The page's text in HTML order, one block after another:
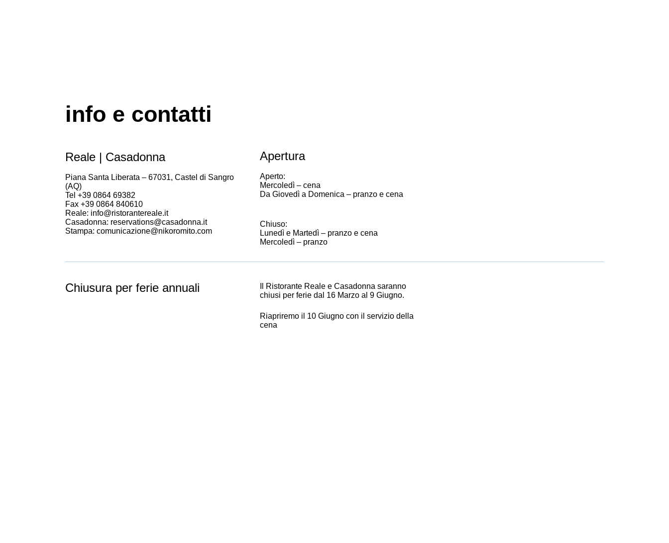
info e contatti
Reale | Casadonna
Piana Santa Liberata – 67031, Castel di Sangro
(AQ)
Tel +39 0864 69382
Fax +39 0864 840610
Reale: info@ristorantereale.it
Casadonna: reservations@casadonna.it
Stampa: comunicazione@nikoromito.com
Apertura
Aperto:
Mercoledì – cena
Da Giovedì a Domenica – pranzo e cena
Chiuso:
Lunedì e Martedì – pranzo e cena
Mercoledì – pranzo
Chiusura per ferie annuali
Il Ristorante Reale e Casadonna saranno
chiusi per ferie dal 16 Marzo al 9 Giugno.
Riapriremo il 10 Giugno con il servizio della
cena